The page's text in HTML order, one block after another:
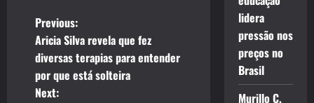
P
o
s
Previous:
Aricia Silva revela que fez
diversas terapias para entender
por que está solteira
Next:
lidera
pressão nos
preços no
Brasil
Murillo C.